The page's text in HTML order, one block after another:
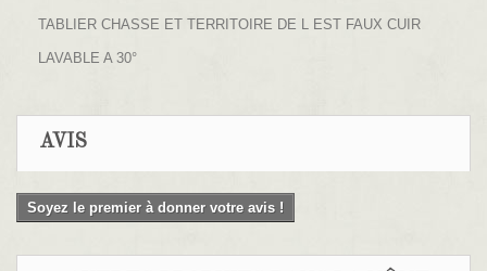
TABLIER CHASSE ET TERRITOIRE DE L EST FAUX CUIR
LAVABLE A 30°
AVIS
Soyez le premier à donner votre avis !